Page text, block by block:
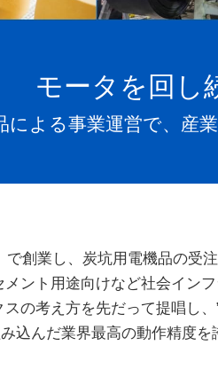
モータを回し
による事業運営で、産
創業し、炭坑用電機品の受
ント用途向けなど社会イン
の考え方を先だって提唱し
込んだ業界最高の動作精度